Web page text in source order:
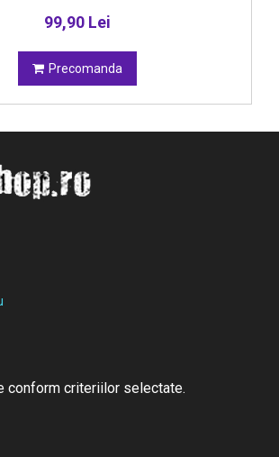
99,90 Lei
Precomanda
conform criteriilor selectate.